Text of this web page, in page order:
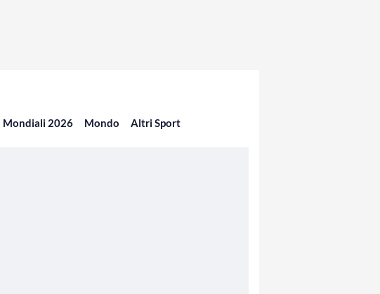
Mondiali 2026 Mondo Altri Sport